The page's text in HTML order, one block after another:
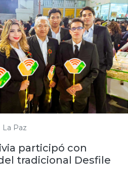
La Paz
participó con
tradicional Desfile